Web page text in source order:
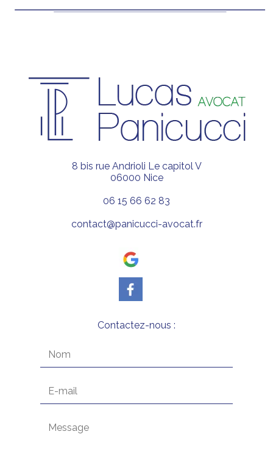
8 bis rue Andrioli Le capitol V
06000 Nice
06 15 66 62 83
contact@panicucci-avocat.fr
Contactez-nous :